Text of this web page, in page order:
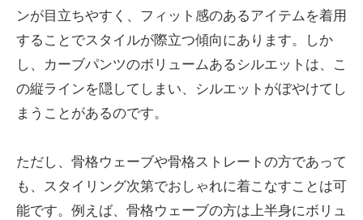
ンが目立ちやすく、フィット感のあるアイテムを着用
することでスタイルが際立つ傾向にあります。しか
し、カーブパンツのボリュームあるシルエットは、こ
の縦ラインを隠してしまい、シルエットがぼやけてし
まうことがあるのです。
ただし、骨格ウェーブや骨格ストレートの方であって
も、スタイリング次第でおしゃれに着こなすことは可
能です。例えば、骨格ウェーブの方は上半身にボリュ